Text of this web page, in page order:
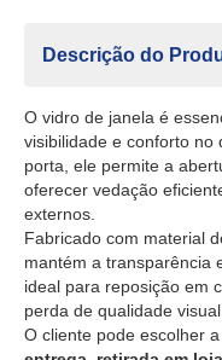
Descrição do
O vidro de janela é
visibilidade e conforto no
porta, ele permite a
oferecer vedação
externos.
Fabricado com material
mantém a transparência
ideal para reposição em
perda de qualidade visual.
O cliente pode escolher